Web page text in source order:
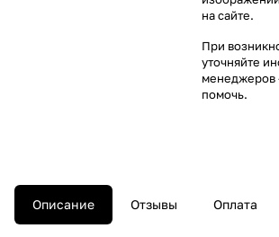
на сайте.
При
уточняйте
менеджеров
помочь.
Описание Отзывы Оплата